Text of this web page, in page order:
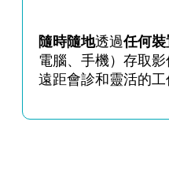
隨時隨地透過任何裝
電腦、手機）存取
遠距會診和靈活的工